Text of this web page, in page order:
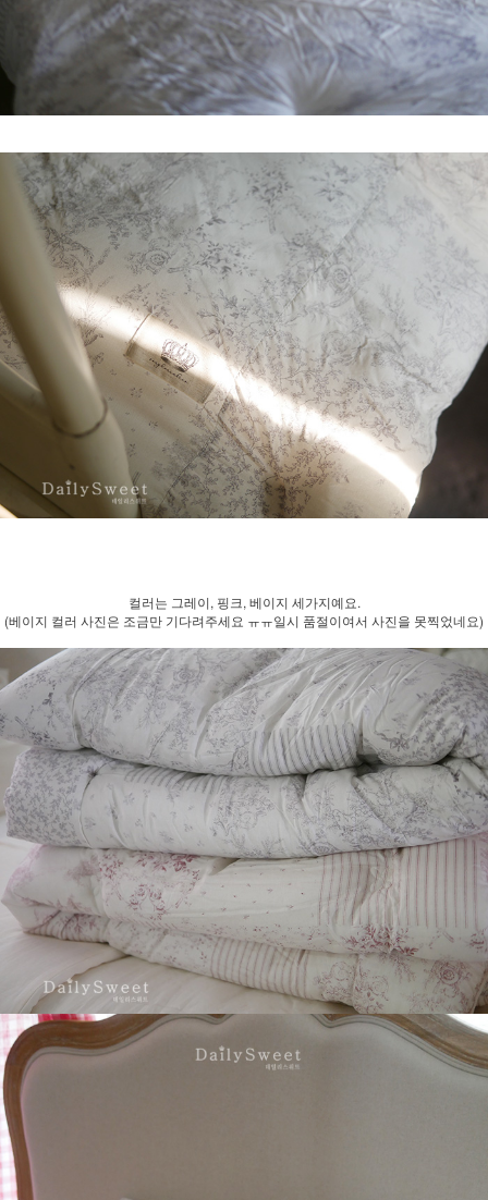
컬러는 그레이, 핑크, 베이지 세가지예요.
(베이지 컬러 사진은 조금만 기다려주세요 ㅠㅠ일시 품절이여서 사진을 못찍었네요)